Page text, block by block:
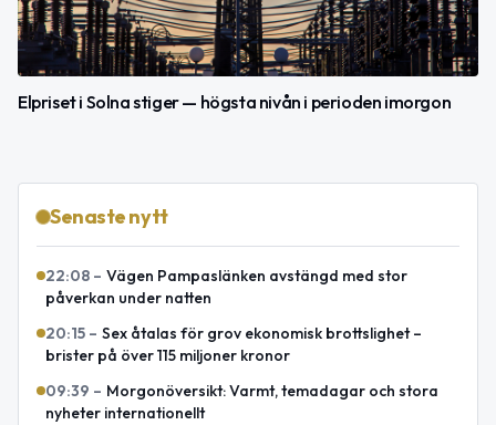
Elpriset i Solna stiger — högsta nivån i perioden imorgon
Senaste nytt
22:08 – Vägen Pampaslänken avstängd med stor
påverkan under natten
20:15 – Sex åtalas för grov ekonomisk brottslighet –
brister på över 115 miljoner kronor
09:39 – Morgonöversikt: Varmt, temadagar och stora
nyheter internationellt